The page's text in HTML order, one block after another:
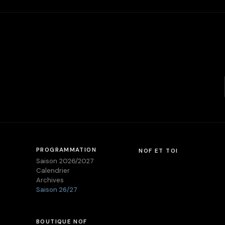
PROGRAMMATION
Saison 2026/2027
Calendrier
Archives
Saison 26/27
NOF ET TOI
BOUTIQUE NOF